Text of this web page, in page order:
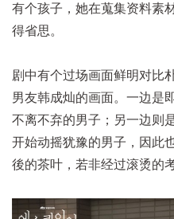
有个孩子，她在蒐集资料素
得省思。
剧中有个过场画面鲜明对比
男友韩成灿的画面。一边是
不离不弃的男子；另一边则
开始动摇犹豫的男子，因此
後的茶叶，若非经过滚烫的